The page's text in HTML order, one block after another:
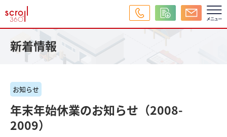
新着情報
お知らせ
年末年始休業のお知らせ（2008-
2009）